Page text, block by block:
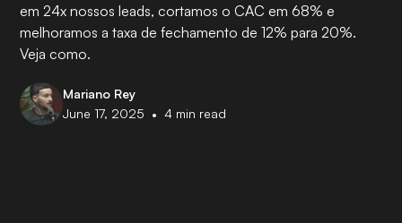
em 24x nossos leads, cortamos o CAC em 68% e
melhoramos a taxa de fechamento de 12% para 20%.
Veja como.
Mariano Rey
June 17, 2025 • 4 min read